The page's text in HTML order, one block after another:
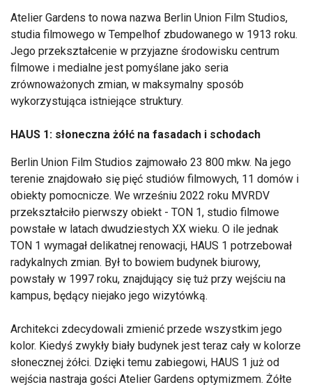
Atelier Gardens to nowa nazwa Berlin Union Film Studios,
studia filmowego w Tempelhof zbudowanego w 1913 roku.
Jego przekształcenie w przyjazne środowisku centrum
filmowe i medialne jest pomyślane jako seria
zrównoważonych zmian, w maksymalny sposób
wykorzystująca istniejące struktury.
HAUS 1: słoneczna żółć na fasadach i schodach
Berlin Union Film Studios zajmowało 23 800 mkw. Na jego
terenie znajdowało się pięć studiów filmowych, 11 domów i
obiekty pomocnicze. We wrześniu 2022 roku MVRDV
przekształciło pierwszy obiekt - TON 1, studio filmowe
powstałe w latach dwudziestych XX wieku. O ile jednak
TON 1 wymagał delikatnej renowacji, HAUS 1 potrzebował
radykalnych zmian. Był to bowiem budynek biurowy,
powstały w 1997 roku, znajdujący się tuż przy wejściu na
kampus, będący niejako jego wizytówką.
Architekci zdecydowali zmienić przede wszystkim jego
kolor. Kiedyś zwykły biały budynek jest teraz cały w kolorze
słonecznej żółci. Dzięki temu zabiegowi, HAUS 1 już od
wejścia nastraja gości Atelier Gardens optymizmem. Żółte